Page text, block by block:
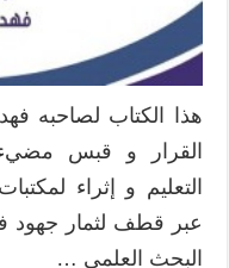
هذا الكتاب لصاحبه
القرار و قبس
التعليم و إثراء
عبر قطف لثمار جهود
البحث العلمي …